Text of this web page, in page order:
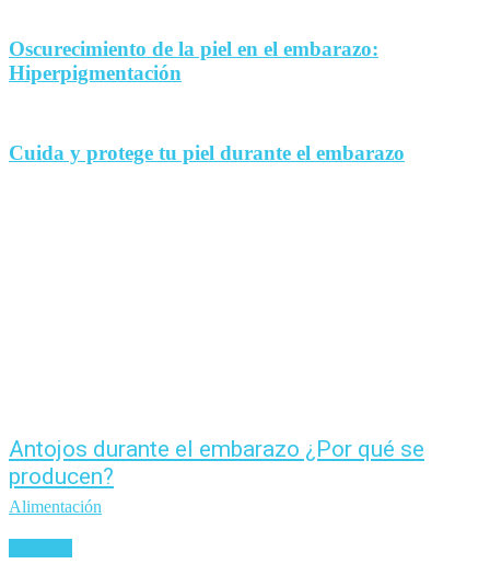
Oscurecimiento de la piel en el embarazo:
Hiperpigmentación
Cuida y protege tu piel durante el embarazo
Antojos durante el embarazo ¿Por qué se
producen?
Alimentación